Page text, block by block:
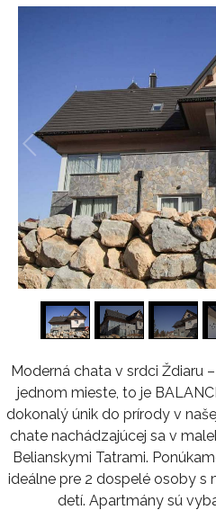
1/16
Moderná chata v srdci Ždiaru
jednom mieste, to je
dokonalý únik do prírody v
chate nachádzajúcej sa v
Belianskymi Tatrami.
ideálne pre 2 dospelé osoby s
detí. Apartmány sú